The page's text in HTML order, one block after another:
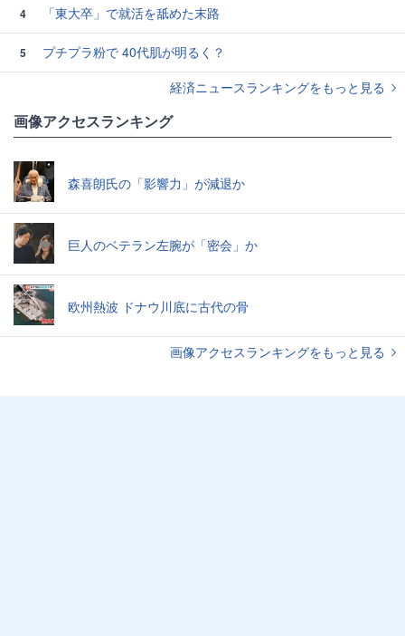
4 「東大卒」で就活を舐めた末路
5
プチプラ粉で 40代肌が明るく？
経済ニュースランキングをもっと見る
画像アクセスランキング
森喜朗氏の「影響力」が減退か
巨人のベテラン左腕が「密会」か
欧州熱波 ドナウ川底に古代の骨
画像アクセスランキングをもっと見る